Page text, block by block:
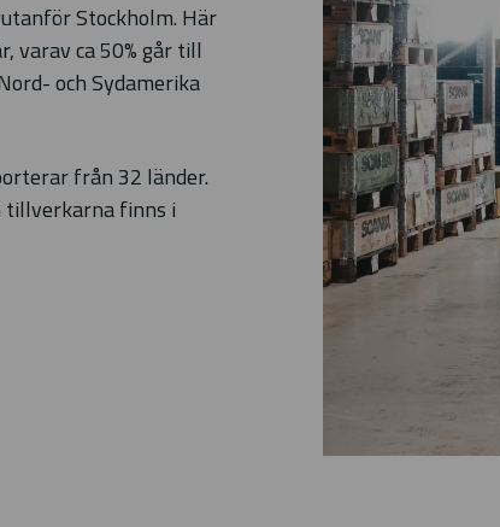
Stockholm. Här
varav ca 50% går till
och Sydamerika
från 32 länder.
tillverkarna finns i